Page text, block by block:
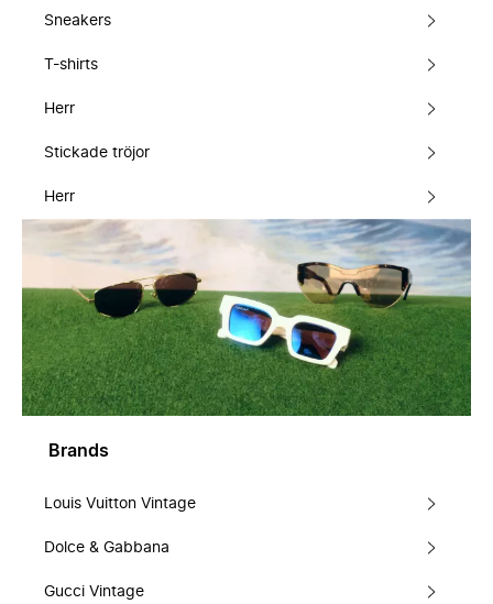
Sneakers
T-shirts
Herr
Stickade tröjor
Herr
Brands
Louis Vuitton Vintage
Dolce & Gabbana
Gucci Vintage